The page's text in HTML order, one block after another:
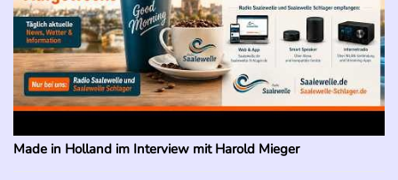
Made in Holland im Interview mit Harold Mieger